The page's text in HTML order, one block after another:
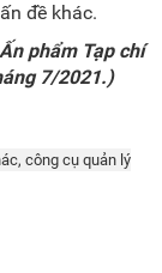
đề khác.
phẩm Tạp chí
7/2021.)
công cụ quản lý